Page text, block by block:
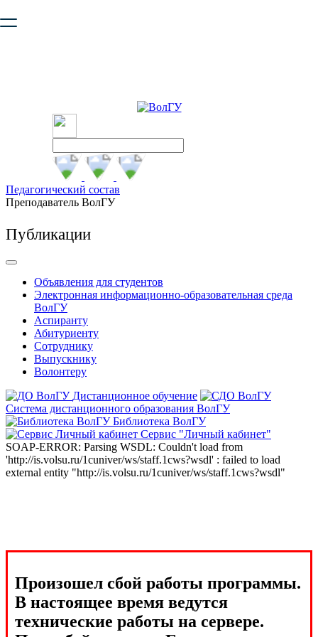
безопасную работу с сайтом. Пожалуйста
Педагогический состав
Преподаватель ВолГУ
Публикации
Объявления для студентов
Электронная информационно-образовательная среда
ВолГУ
Аспиранту
Абитуриенту
Сотруднику
Выпускнику
Волонтеру
Дистанционное обучение
Система дистанционного образования ВолГУ
Библиотека ВолГУ
Сервис "Личный кабинет"
SOAP-ERROR: Parsing WSDL: Couldn't load from
'http://is.volsu.ru/1cuniver/ws/staff.1cws?wsdl' : failed to load
external entity "http://is.volsu.ru/1cuniver/ws/staff.1cws?wsdl"
Произошел сбой работы программы.
В настоящее время ведутся
технические работы на сервере.